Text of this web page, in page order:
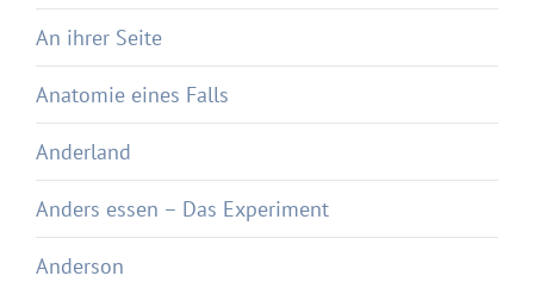
An ihrer Seite
Anatomie eines Falls
Anderland
Anders essen – Das Experiment
Anderson